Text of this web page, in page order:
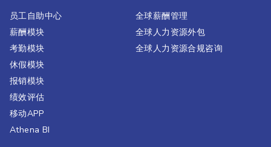
员工自助中心
薪酬模块
考勤模块
休假模块
报销模块
绩效评估​
移动APP
Athena BI
全球薪酬管理
全球人力资源外包
全球人力资源合规咨询